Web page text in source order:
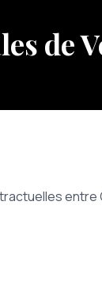
de
entre